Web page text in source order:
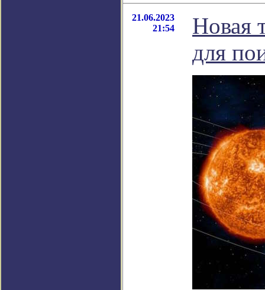
21.06.2023
21:54
Новая
для